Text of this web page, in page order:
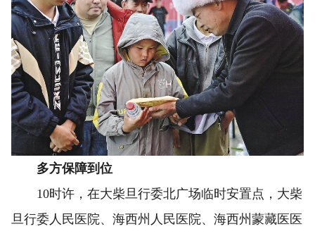
多方保障到位
10时许，在大柴旦行委北广场临时安置点，大柴
旦行委人民医院、海西州人民医院、海西州蒙藏医医